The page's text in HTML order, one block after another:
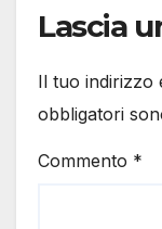
Lascia
Il tuo indirizzo
obbligatori
Commento *